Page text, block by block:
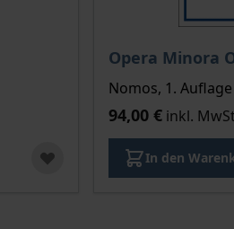
Opera Minora
Nomos, 1.
94,00 € inkl.
In den